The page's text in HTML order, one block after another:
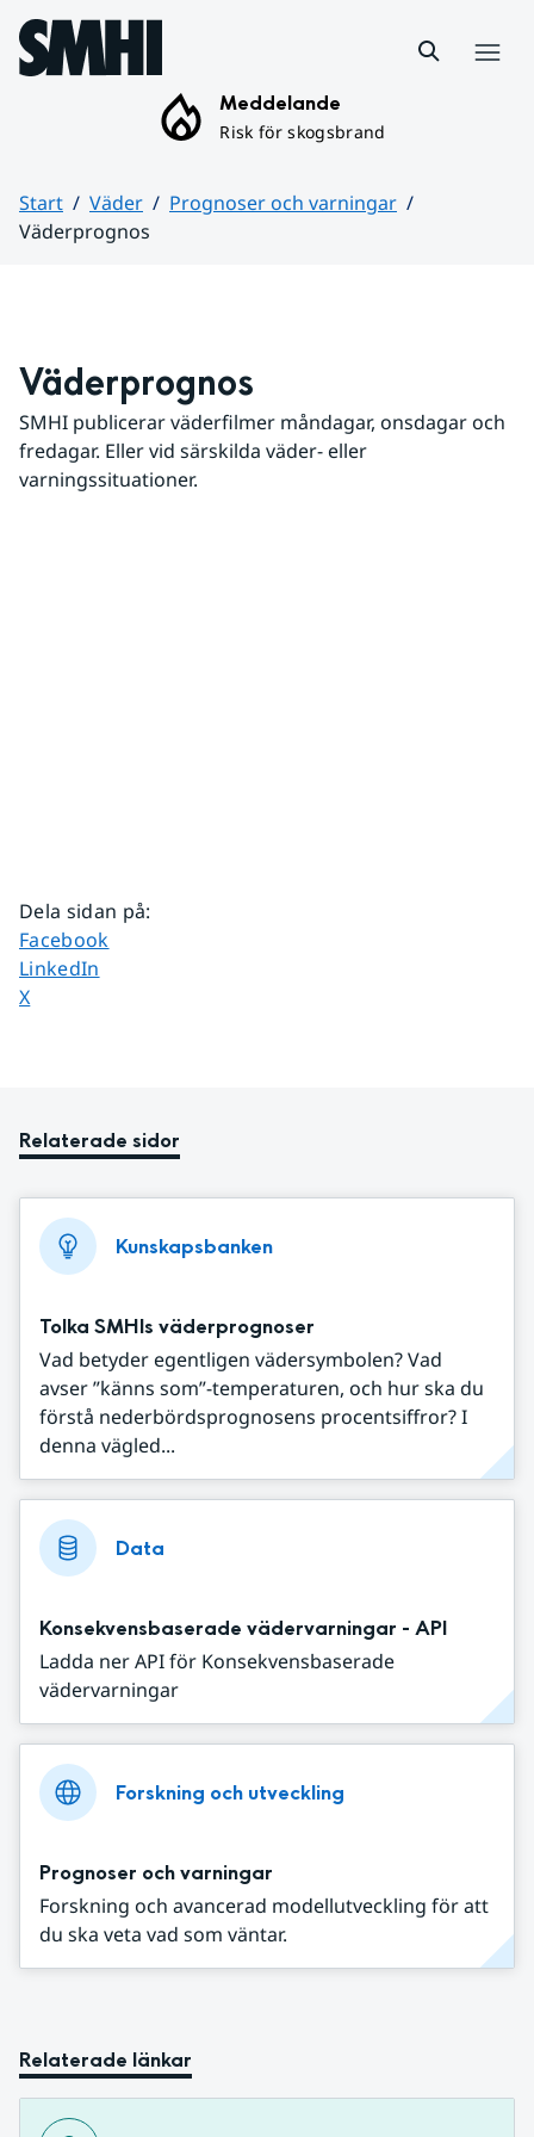
Hoppa till sidans innehåll
Meddelande
Risk för skogsbrand
Start Väder
Prognoser och varningar
Väderprognos
Väderprognos
SMHI publicerar väderfilmer måndagar, onsdagar och
fredagar. Eller vid särskilda väder- eller
varningssituationer.
Dela sidan på:
Dela sidan på
Facebook
Dela sidan på
LinkedIn
Dela sidan på
X
Relaterade sidor
Kunskapsbanken
Tolka SMHIs väderprognoser
Vad betyder egentligen vädersymbolen? Vad
avser ”känns som”-temperaturen, och hur ska du
förstå nederbördsprognosens procentsiffror? I
denna vägled...
Data
Konsekvensbaserade vädervarningar - API
Ladda ner API för Konsekvensbaserade
vädervarningar
Forskning och utveckling
Prognoser och varningar
Forskning och avancerad modellutveckling för att
du ska veta vad som väntar.
Relaterade länkar